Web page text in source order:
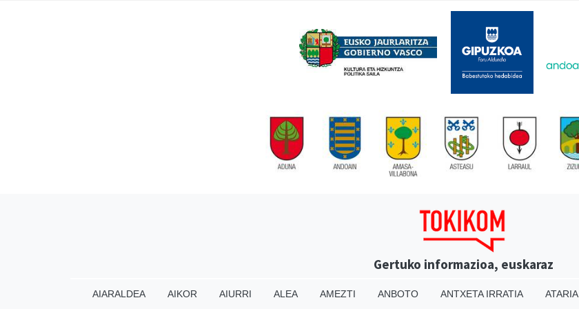
Gertuko informazioa, euskaraz
AIARALDEA AIKOR AIURRI ALEA AMEZTI ANBOTO ANTXETA IRRATIA ATARIA